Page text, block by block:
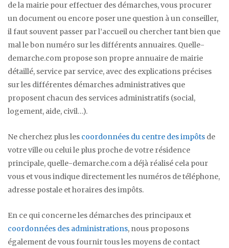
de la mairie pour effectuer des démarches, vous procurer
un document ou encore poser une question à un conseiller,
il faut souvent passer par l’accueil ou chercher tant bien que
mal le bon numéro sur les différents annuaires. Quelle-
demarche.com propose son propre annuaire de mairie
détaillé, service par service, avec des explications précises
sur les différentes démarches administratives que
proposent chacun des services administratifs (social,
logement, aide, civil…).
Ne cherchez plus les coordonnées du centre des impôts de
votre ville ou celui le plus proche de votre résidence
principale, quelle-demarche.com a déjà réalisé cela pour
vous et vous indique directement les numéros de téléphone,
adresse postale et horaires des impôts.
En ce qui concerne les démarches des principaux et
coordonnées des administrations, nous proposons
également de vous fournir tous les moyens de contact